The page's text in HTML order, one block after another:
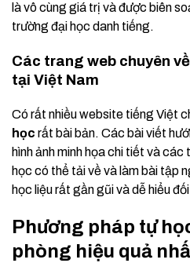
là vô cùng giá trị và được biên
trường đại học danh tiếng.
Các trang web chuyên
tại Việt Nam
Có rất nhiều website tiếng Việt
học rất bài bản. Các bài viết
hình ảnh minh họa chi tiết và
học có thể tải về và làm bài tập
học liệu rất gần gũi và dễ hiểu
Phương pháp tự
phòng hiệu quả